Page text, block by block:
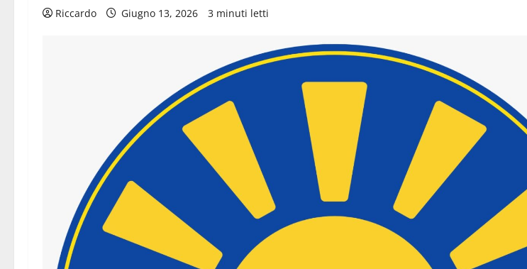
Riccardo Giugno 13, 2026 3 minuti letti